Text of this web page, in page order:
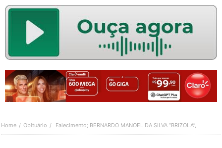
Home Obituário Falecimento; BERNARDO MANOEL DA SILVA “BRIZOLA”,